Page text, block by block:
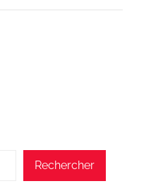
Rechercher